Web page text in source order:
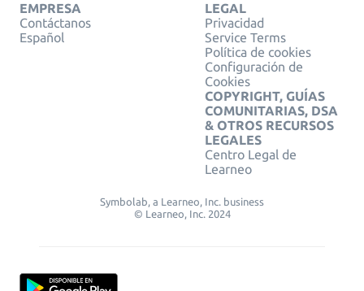
EMPRESA
Contáctanos
Español
LEGAL
Privacidad
Service Terms
Política de cookies
Configuración de
Cookies
COPYRIGHT, GUÍAS
COMUNITARIAS, DSA
& OTROS RECURSOS
LEGALES
Centro Legal de
Learneo
Symbolab, a Learneo, Inc. business
© Learneo, Inc. 2024